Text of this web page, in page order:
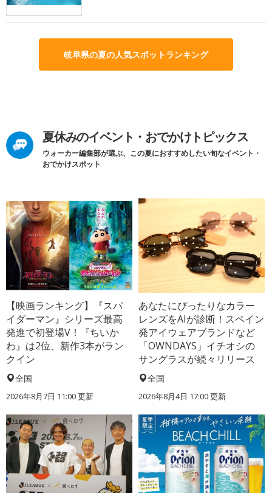
岐阜県の夏の人気スポットランキング
夏休みのイベント・おでかけトピックス
ウォーカー編集部が選ぶ、この夏におすすめしたい旬なイベント・
おでかけスポット
【映画ランキング】『スパ
イダーマン』シリーズ最高
発進で初登場V！『ちいか
わ』は2位、新作3本がラン
クイン
全国
2026年8月7日 11:00更新
あなたにぴったりなカラー
レンズをAIが診断！スペイン
発アイウェアブランドなど
「OWNDAYS」イチオシの
サングラスが続々リリース
全国
2026年8月4日 17:00更新